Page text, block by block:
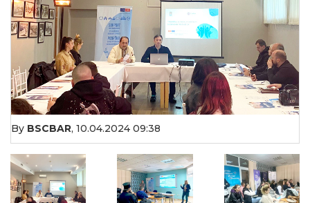
By BSCBAR, 10.04.2024 09:38